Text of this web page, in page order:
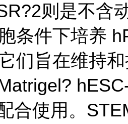
则是不含
条件下培养
们旨在维持
合使用。